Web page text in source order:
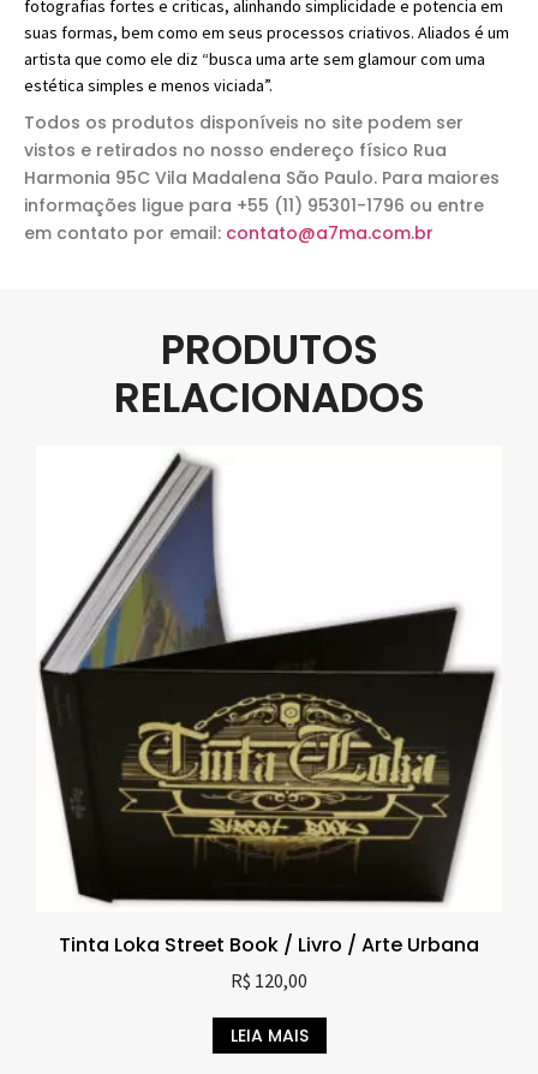
fotografias fortes e criticas, alinhando simplicidade e potencia em
suas formas, bem como em seus processos criativos. Aliados é um
artista que como ele diz “busca uma arte sem glamour com uma
estética simples e menos viciada”.
Todos os produtos disponíveis no site podem ser
vistos e retirados no nosso endereço físico Rua
Harmonia 95C Vila Madalena São Paulo. Para maiores
informações ligue para +55 (11) 95301-1796 ou entre
em contato por email: contato@a7ma.com.br
PRODUTOS
RELACIONADOS
Tinta Loka Street Book / Livro / Arte Urbana
R$ 120,00
LEIA MAIS